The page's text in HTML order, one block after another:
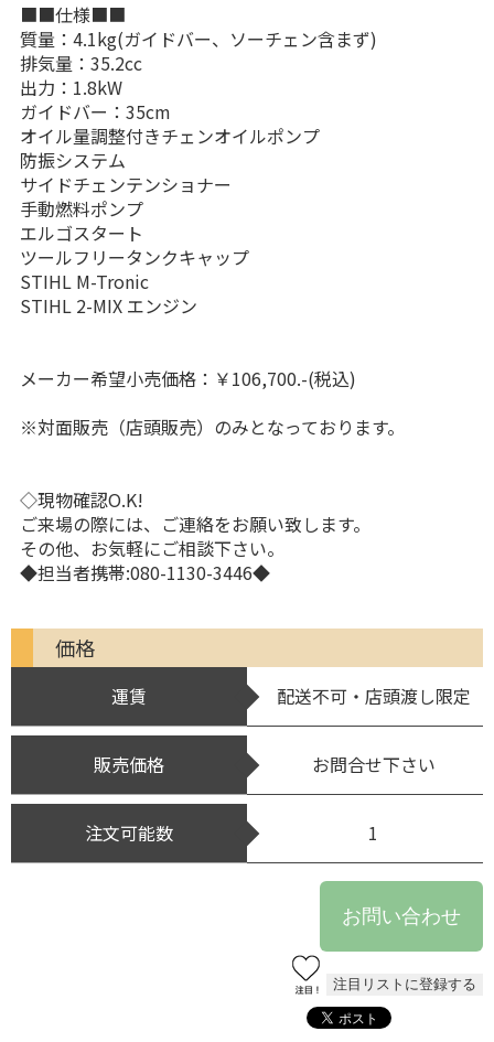
■■仕様■■
質量：4.1kg(ガイドバー、ソーチェン含まず)
排気量：35.2cc
出力：1.8kW
ガイドバー：35cm
オイル量調整付きチェンオイルポンプ
防振システム
サイドチェンテンショナー
手動燃料ポンプ
エルゴスタート
ツールフリータンクキャップ
STIHL M-Tronic
STIHL 2-MIX エンジン
メーカー希望小売価格：￥106,700.-(税込)
※対面販売（店頭販売）のみとなっております。
◇現物確認O.K!
ご来場の際には、ご連絡をお願い致します。
その他、お気軽にご相談下さい。
◆担当者携帯:080-1130-3446◆
価格
運賃 配送不可・店頭渡し限定
販売価格 お問合せ下さい
注文可能数 1